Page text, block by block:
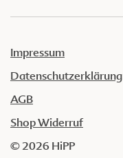
Impressum
Datenschutzerklärung
AGB
Shop Widerruf
© 2026 HiPP